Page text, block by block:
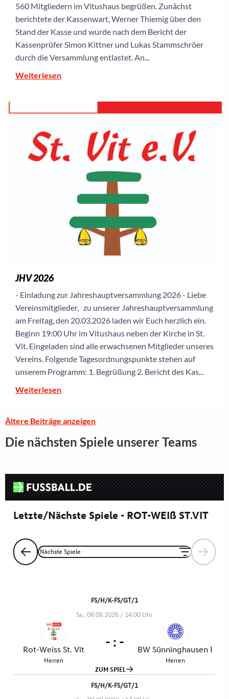
560 Mitgliedern im Vitushaus begrüßen. Zunächst
berichtete der Kassenwart, Werner Thiemig über den
Stand der Kasse und wurde nach dem Bericht der
Kassenprüfer Simon Kittner und Lukas Stammschröer
durch die Versammlung entlastet. An...
Weiterlesen
JHV 2026
- Einladung zur Jahreshauptversammlung 2026 - Liebe
Vereinsmitglieder, zu unserer Jahreshauptversammlung
am Freitag, den 20.03.2026 laden wir Euch herzlich ein.
Beginn 19:00 Uhr im Vitushaus neben der Kirche in St.
Vit. Eingeladen sind alle erwachsenen Mitglieder unseres
Vereins. Folgende Tagesordnungspunkte stehen auf
unserem Programm: 1. Begrüßung 2. Bericht des Kas...
Weiterlesen
Ältere Beiträge anzeigen
Die nächsten Spiele unserer Teams